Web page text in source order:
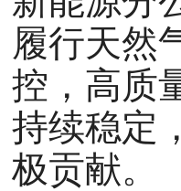
履行天然
控，高质
持续稳定
极贡献。